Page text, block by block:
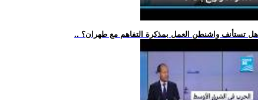
.. هل تستأنف واشنطن العمل بمذكرة التفاهم مع طهران؟